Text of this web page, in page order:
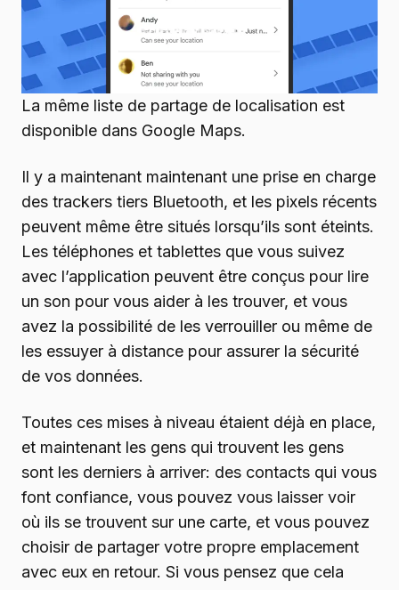
La même liste de partage de localisation est
disponible dans Google Maps.
Il y a maintenant maintenant une prise en charge
des trackers tiers Bluetooth, et les pixels récents
peuvent même être situés lorsqu’ils sont éteints.
Les téléphones et tablettes que vous suivez
avec l’application peuvent être conçus pour lire
un son pour vous aider à les trouver, et vous
avez la possibilité de les verrouiller ou même de
les essuyer à distance pour assurer la sécurité
de vos données.
Toutes ces mises à niveau étaient déjà en place,
et maintenant les gens qui trouvent les gens
sont les derniers à arriver: des contacts qui vous
font confiance, vous pouvez vous laisser voir
où ils se trouvent sur une carte, et vous pouvez
choisir de partager votre propre emplacement
avec eux en retour. Si vous pensez que cela